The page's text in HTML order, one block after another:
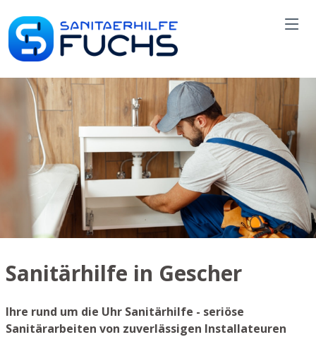
Sanitärhilfe in Gescher
Ihre rund um die Uhr Sanitärhilfe - seriöse
Sanitärarbeiten von zuverlässigen Installateuren